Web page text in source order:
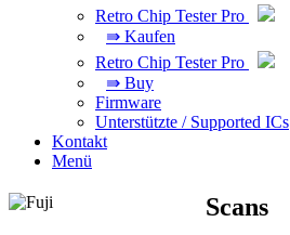
Retro Chip Tester Pro
⇛ Kaufen
Retro Chip Tester Pro
⇛ Buy
Firmware
Unterstützte / Supported ICs
Kontakt
Menü
Scans